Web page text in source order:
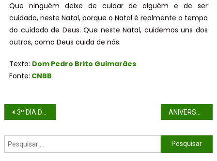
Que ninguém deixe de cuidar de alguém e de ser
cuidado, neste Natal, porque o Natal é realmente o tempo
do cuidado de Deus. Que neste Natal, cuidemos uns dos
outros, como Deus cuida de nós.
Texto: Dom Pedro Brito Guimarães
Fonte: CNBB
3º DIA DA NOVENA DE NATAL